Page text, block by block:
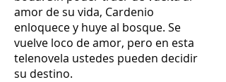
amor de su vida, Cardenio
enloquece y huye al bosque. Se
vuelve loco de amor, pero en esta
telenovela ustedes pueden decidir
su destino.